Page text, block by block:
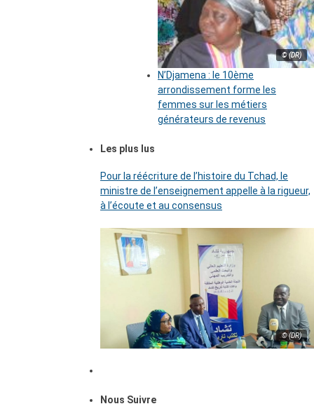
© (DR)
N’Djamena : le 10ème
arrondissement forme les
femmes sur les métiers
générateurs de revenus
Les plus lus
Pour la réécriture de l’histoire du Tchad, le
ministre de l’enseignement appelle à la rigueur,
à l’écoute et au consensus
© (DR)
Nous Suivre